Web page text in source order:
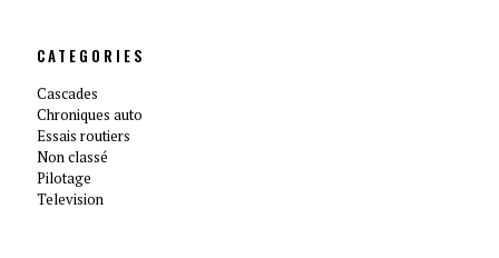
CATEGORIES
Cascades
Chroniques auto
Essais routiers
Non classé
Pilotage
Television